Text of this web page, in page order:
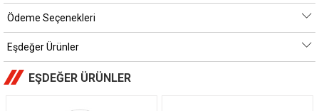
Ödeme Seçenekleri
Eşdeğer Ürünler
EŞDEĞER ÜRÜNLER